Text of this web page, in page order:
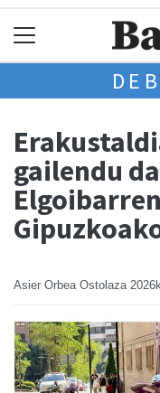
gailendu
Asier Orbea Ostolaza